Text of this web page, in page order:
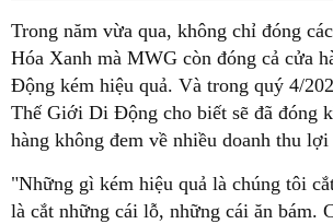
Trong năm vừa qua, không chỉ đóng
Hóa Xanh mà MWG còn đóng cả cửa
Động kém hiệu quả. Và trong quý 4/
Thế Giới Di Động cho biết sẽ đã đóng
hàng không đem về nhiều doanh thu
"Những gì kém hiệu quả là chúng tôi
là cắt những cái lỗ, những cái ăn bám.